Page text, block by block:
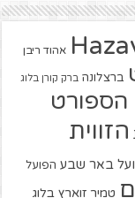
אהוד ריבן
ברצלונה ברק קורן בלוג
הספורט
הזווית
באר שבע הפועל
טמיר זוארץ בלוג